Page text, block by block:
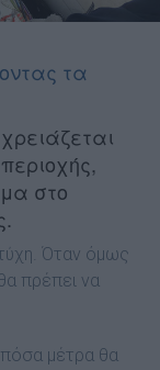
τα
στο
Όταν όμως
πρέπει να
μέτρα θα